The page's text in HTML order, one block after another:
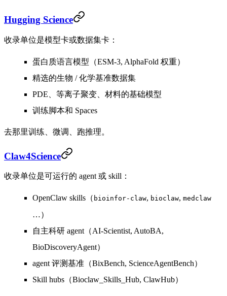
Hugging Science
收录单位是模型卡或数据集卡 ：
蛋白质语言模型（ESM-3, AlphaFold 权重）
精选的生物 / 化学基准数据集
PDE、等离子聚变、材料的基础模型
训练脚本和 Spaces
去那里训练、微调、跑推理。
Claw4Science
收录单位是可运行的 agent 或 skill ：
OpenClaw skills（ bioinfor-claw, bioclaw, medclaw
…）
自主科研 agent（AI-Scientist, AutoBA,
BioDiscoveryAgent）
agent 评测基准（BixBench, ScienceAgentBench）
Skill hubs（Bioclaw_Skills_Hub, ClawHub）